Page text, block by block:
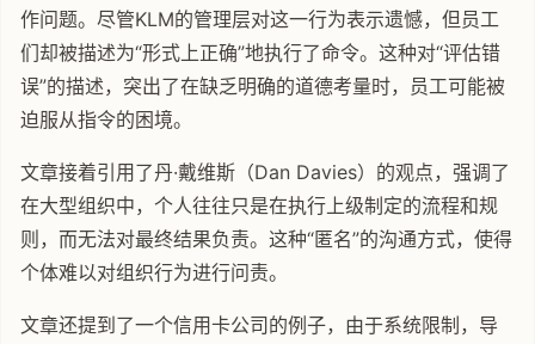
作问题。尽管KLM的管理层对这一行为表示遗憾，但员工
们却被描述为“形式上正确”地执行了命令。这种对“评估错
误”的描述，突出了在缺乏明确的道德考量时，员工可能被
迫服从指令的困境。
文章接着引用了丹·戴维斯（Dan Davies）的观点，强调了
在大型组织中，个人往往只是在执行上级制定的流程和规
则，而无法对最终结果负责。这种“匿名”的沟通方式，使得
个体难以对组织行为进行问责。
文章还提到了一个信用卡公司的例子，由于系统限制，导